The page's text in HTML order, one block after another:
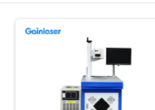
PRODOTTI